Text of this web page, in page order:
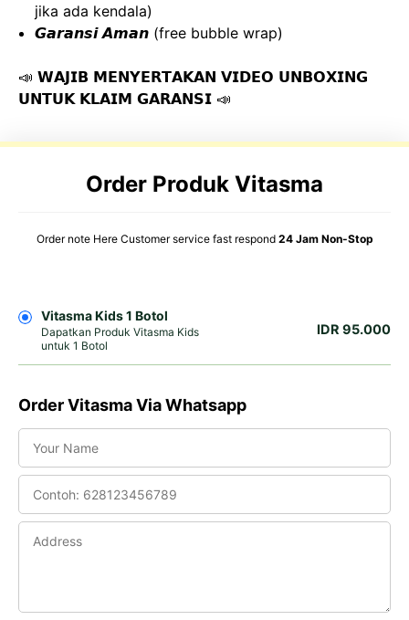
jika ada kendala)
𝙂𝙖𝙧𝙖𝙣𝙨𝙞 𝘼𝙢𝙖𝙣 (free bubble wrap)
📣 𝗪𝗔𝗝𝗜𝗕 𝗠𝗘𝗡𝗬𝗘𝗥𝗧𝗔𝗞𝗔𝗡 𝗩𝗜𝗗𝗘𝗢 𝗨𝗡𝗕𝗢𝗫𝗜𝗡𝗚
𝗨𝗡𝗧𝗨𝗞 𝗞𝗟𝗔𝗜𝗠 𝗚𝗔𝗥𝗔𝗡𝗦𝗜 📣
Order Produk Vitasma
Order note Here Customer service fast respond 24 Jam Non-Stop
Vitasma Kids 1 Botol
Dapatkan Produk Vitasma Kids
untuk 1 Botol
IDR 95.000
Order Vitasma Via Whatsapp